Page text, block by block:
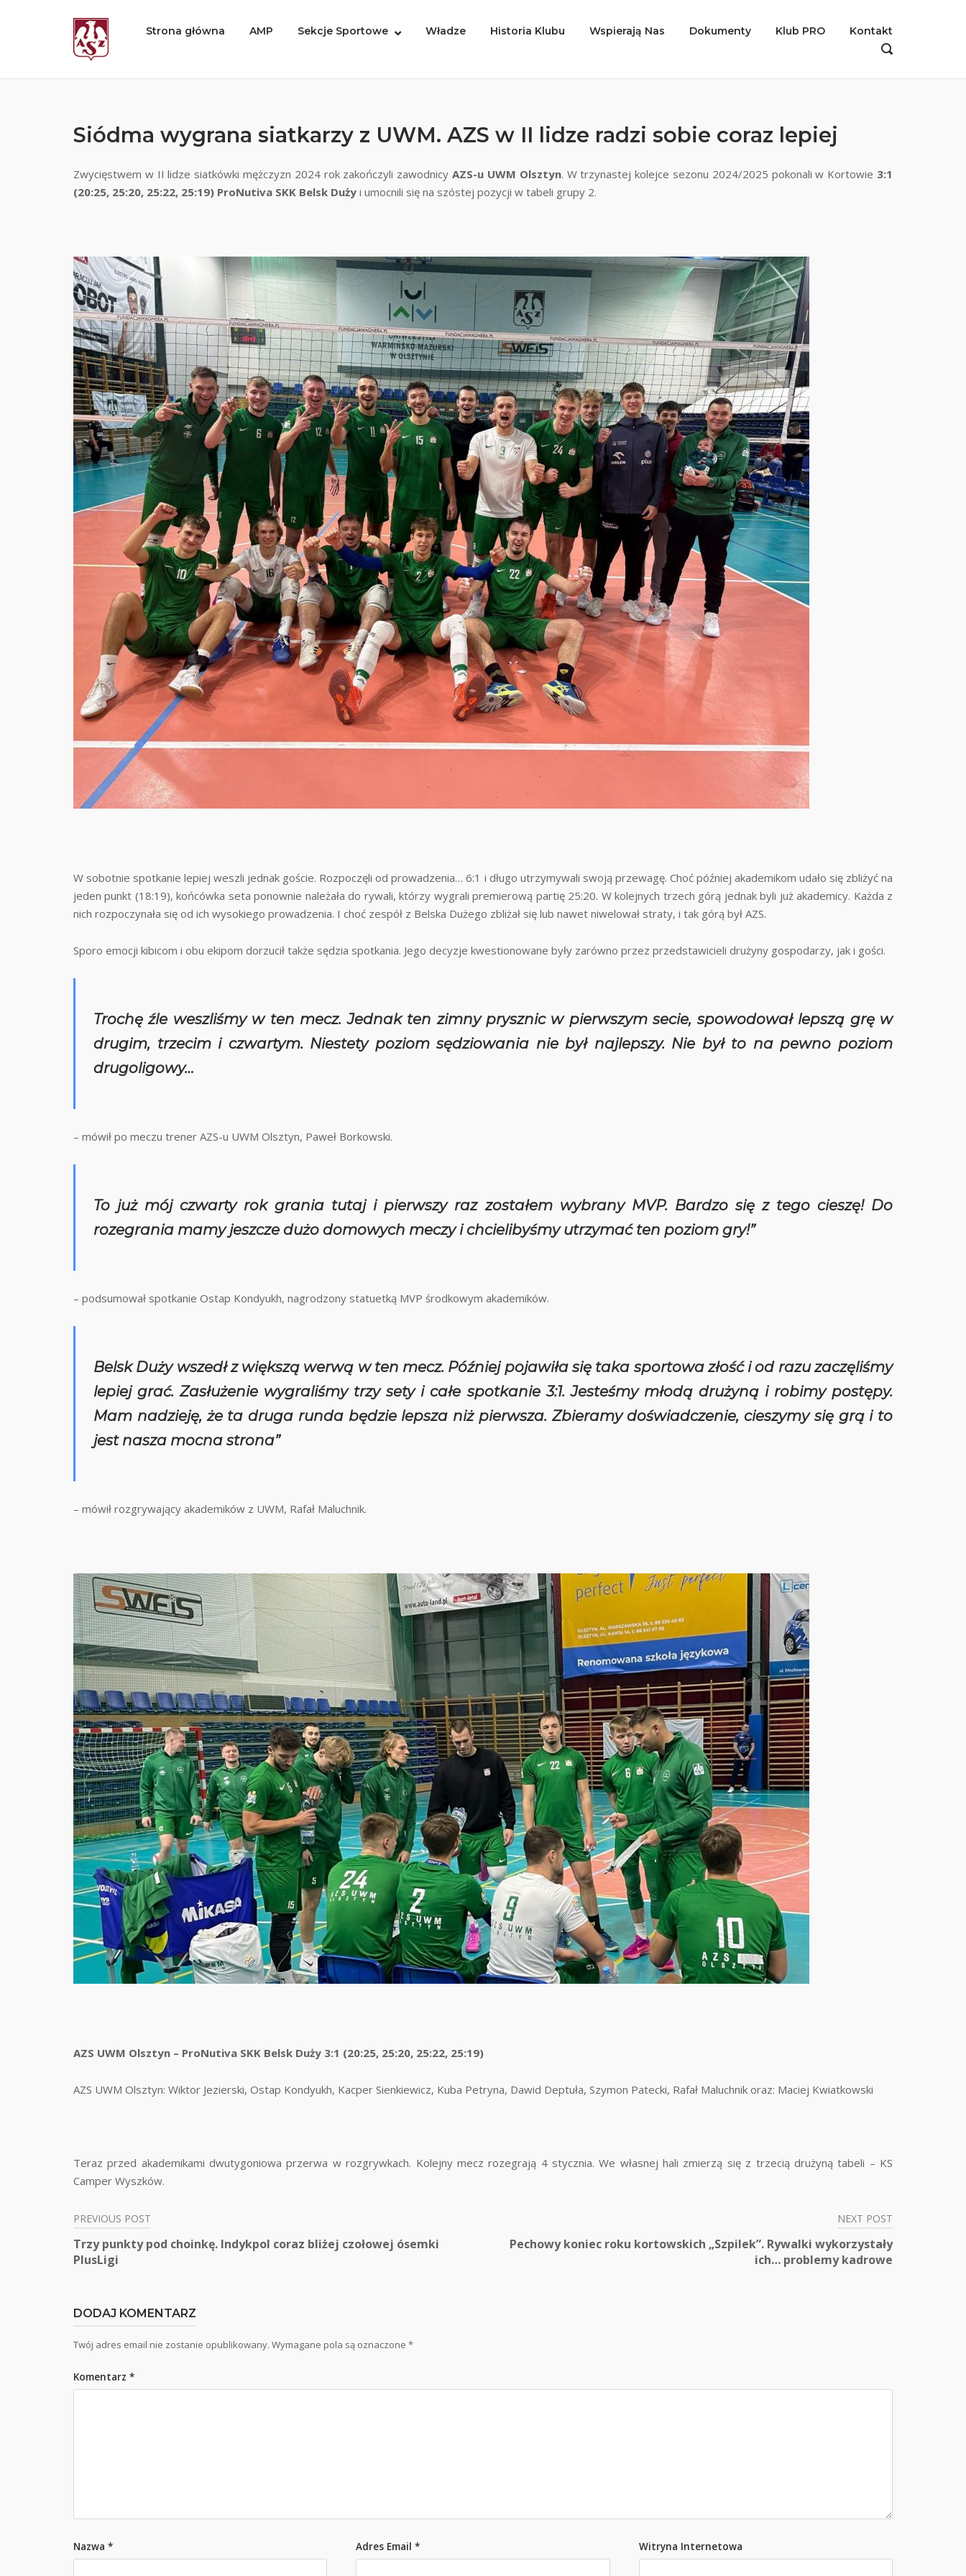
Home Strona główna AMP Sekcje Sportowe Władze Historia Klubu Wspierają Nas Dokumenty Klub PRO
Kontakt
OPEN
Siódma wygrana siatkarzy z UWM. AZS w II lidze radzi sobie coraz lepiej
Zwycięstwem w II lidze siatkówki mężczyzn 2024 rok zakończyli zawodnicyAZS-u UWM Olsztyn. W trzynastej kolejce sezonu 2024/2025 pokonali w Kortowie 3:1
(20:25, 25:20, 25:22, 25:19) ProNutiva SKK Belsk Duży i umocnili się na szóstej pozycji w tabeli grupy 2.
W sobotnie spotkanie lepiej weszli jednak goście. Rozpoczęli od prowadzenia… 6:1 i długo utrzymywali swoją przewagę. Choć później akademikom udało się zbliżyć na
jeden punkt (18:19), końcówka seta ponownie należała do rywali, którzy wygrali premierową partię 25:20. W kolejnych trzech górą jednak byli już akademicy. Każda z
nich rozpoczynała się od ich wysokiego prowadzenia. I choć zespół z Belska Dużego zbliżał się lub nawet niwelował straty, i tak górą był AZS.
Sporo emocji kibicom i obu ekipom dorzucił także sędzia spotkania. Jego decyzje kwestionowane były zarówno przez przedstawicieli drużyny gospodarzy, jak i gości.
Trochę źle weszliśmy w ten mecz. Jednak ten zimny prysznic w pierwszym secie, spowodował lepszą grę w
drugim, trzecim i czwartym. Niestety poziom sędziowania nie był najlepszy. Nie był to na pewno poziom
drugoligowy…
– mówił po meczu trener AZS-u UWM Olsztyn, Paweł Borkowski.
To już mój czwarty rok grania tutaj i pierwszy raz zostałem wybrany MVP. Bardzo się z tego cieszę! Do
rozegrania mamy jeszcze dużo domowych meczy i chcielibyśmy utrzymać ten poziom gry!”
– podsumował spotkanie Ostap Kondyukh, nagrodzony statuetką MVP środkowym akademików.
Belsk Duży wszedł z większą werwą w ten mecz. Później pojawiła się taka sportowa złość i od razu zaczęliśmy
lepiej grać. Zasłużenie wygraliśmy trzy sety i całe spotkanie 3:1. Jesteśmy młodą drużyną i robimy postępy.
Mam nadzieję, że ta druga runda będzie lepsza niż pierwsza. Zbieramy doświadczenie, cieszymy się grą i to
jest nasza mocna strona”
– mówił rozgrywający akademików z UWM, Rafał Maluchnik.
AZS UWM Olsztyn – ProNutiva SKK Belsk Duży 3:1 (20:25, 25:20, 25:22, 25:19)
AZS UWM Olsztyn: Wiktor Jezierski, Ostap Kondyukh, Kacper Sienkiewicz, Kuba Petryna, Dawid Deptuła, Szymon Patecki, Rafał Maluchnik oraz: Maciej Kwiatkowski
Teraz przed akademikami dwutygoniowa przerwa w rozgrywkach. Kolejny mecz rozegrają 4 stycznia. We własnej hali zmierzą się z trzecią drużyną tabeli – KS
Camper Wyszków.
Nawigacja
wpisu
PREVIOUS POST
Trzy punkty pod choinkę. Indykpol coraz bliżej czołowej ósemki
PlusLigi
NEXT POST
Pechowy koniec roku kortowskich „Szpilek”. Rywalki wykorzystały
ich… problemy kadrowe
DODAJ KOMENTARZ
Twój adres email nie zostanie opublikowany. Wymagane pola są oznaczone *
Komentarz *
Nazwa * Adres Email* Witryna Internetowa